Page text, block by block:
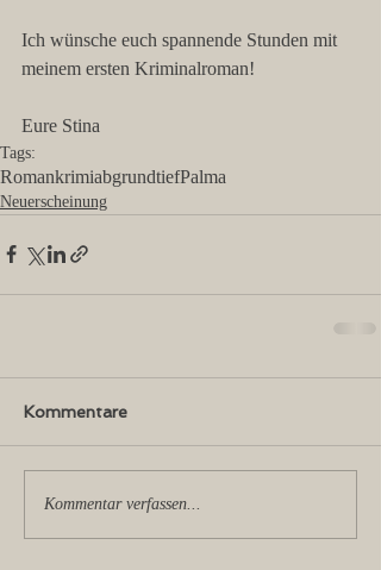
Ich wünsche euch spannende Stunden mit
meinem ersten Kriminalroman!
Eure Stina
Tags:
RomankrimiabgrundtiefPalma
Neuerscheinung
Kommentare
Kommentar verfassen...